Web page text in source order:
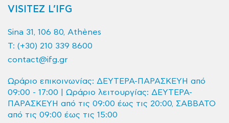
VISITEZ L’IFG
Sina 31, 106 80, Athènes
T: (+30) 210 339 8600
contact@ifg.gr
Ωράριο επικοινωνίας: ΔΕΥΤΕΡΑ-ΠΑΡΑΣΚΕΥΗ από
09:00 - 17:00 | Ωράριο λειτουργίας: ΔΕΥΤΕΡΑ-
ΠΑΡΑΣΚΕΥΗ από τις 09:00 έως τις 20:00, ΣΑΒΒΑΤΟ
από τις 09:00 έως τις 15:00